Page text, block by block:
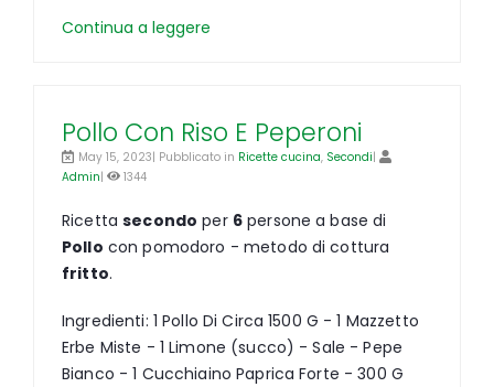
Continua a leggere
Pollo Con Riso E Peperoni
May 15, 2023| Pubblicato in Ricette cucina, Secondi|
Admin| 1344
Ricettasecondo per 6persone a base di
Pollo con pomodoro - metodo di cottura
fritto.
Ingredienti: 1 Pollo Di Circa 1500 G - 1 Mazzetto
Erbe Miste - 1 Limone (succo) - Sale - Pepe
Bianco - 1 Cucchiaino Paprica Forte - 300 G